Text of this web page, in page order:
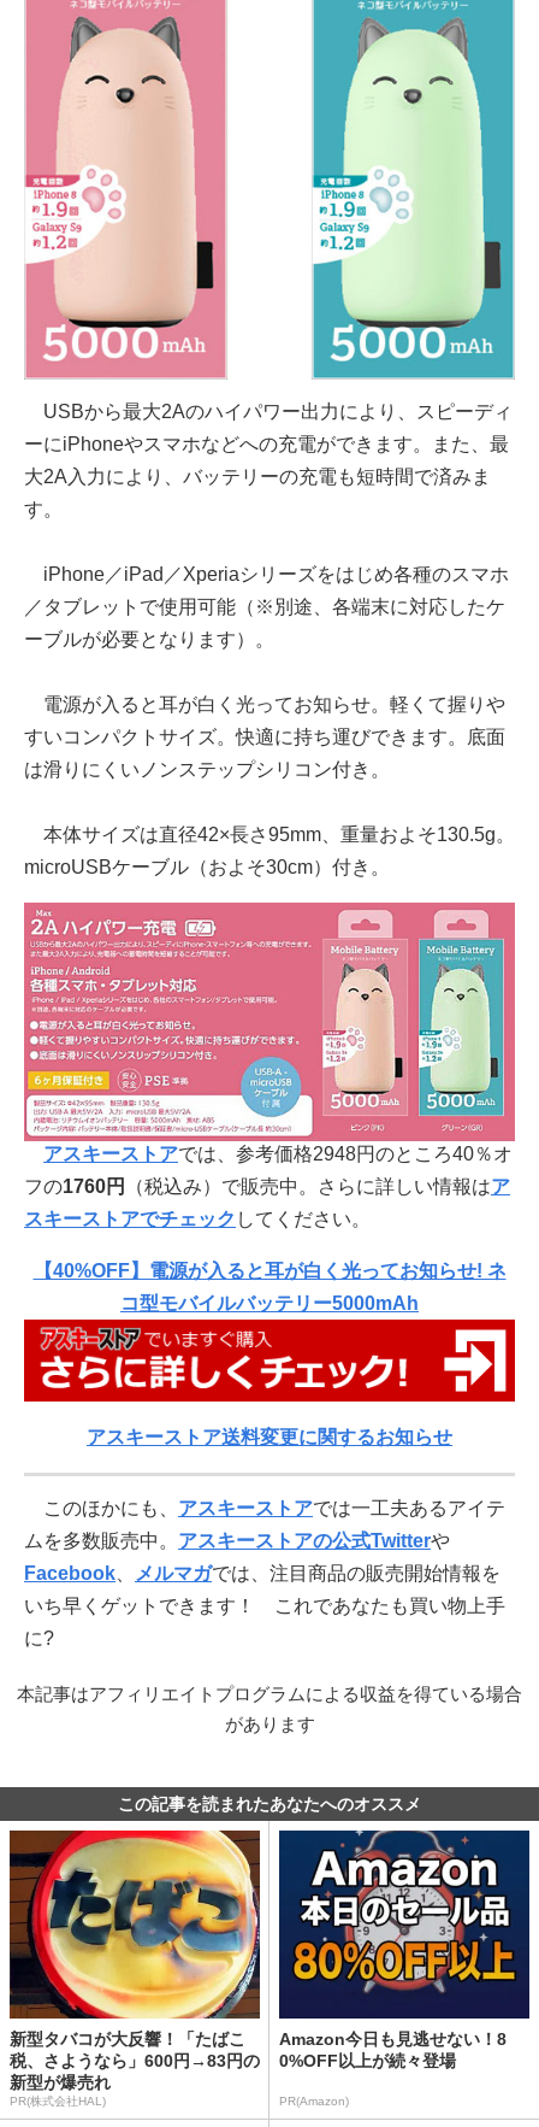
USBから最大2Aのハイパワー出力により、スピーディ
ーにiPhoneやスマホなどへの充電ができます。また、最
大2A入力により、バッテリーの充電も短時間で済みま
す。
iPhone／iPad／Xperiaシリーズをはじめ各種のスマホ
／タブレットで使用可能（※別途、各端末に対応したケ
ーブルが必要となります）。
電源が入ると耳が白く光ってお知らせ。軽くて握りや
すいコンパクトサイズ。快適に持ち運びできます。底面
は滑りにくいノンステップシリコン付き。
本体サイズは直径42×長さ95mm、重量およそ130.5g。
microUSBケーブル（およそ30cm）付き。
アスキーストアでは、参考価格2948円のところ40％オ
フの1760円 （税込み）で販売中。さらに詳しい情報はア
スキーストアでチェック してください。
【40%OFF】電源が入ると耳が白く光ってお知らせ! ネ
コ型モバイルバッテリー5000mAh
アスキーストア送料変更に関するお知らせ
このほかにも、 アスキーストアでは一工夫あるアイテ
ムを多数販売中。 アスキーストアの公式Twitterや
Facebook
メルマガでは、注目商品の販売開始情報を
いち早くゲットできます！ これであなたも買い物上手
に?
本記事はアフィリエイトプログラムによる収益を得ている場合
があります
この記事を読まれたあなたへのオススメ
新型タバコが大反響！「たばこ
税、さようなら」600円→83円の
新型が爆売れ
PR(株式会社HAL)
Amazon今日も見逃せない！8
0%OFF以上が続々登場
PR(Amazon)